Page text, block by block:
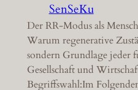
SenSeKu
Der RR-Modus als
Warum regenerative
sondern Grundlage jeder
Gesellschaft und
Begriffswahl:Im